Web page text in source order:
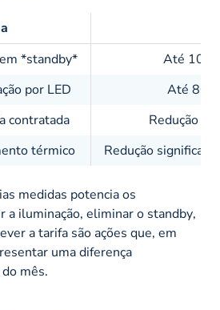
*standby*
Até 10%
por LED
Até
contratada
Redução
térmico
Redução
medidas potencia os
a iluminação, eliminar o standby,
a tarifa são ações que, em
uma diferença
mês.